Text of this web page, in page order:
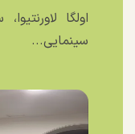
اولگا
سینمایی...